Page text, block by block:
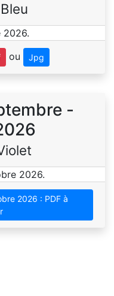
ou Jpg
-
2026 : PDF à